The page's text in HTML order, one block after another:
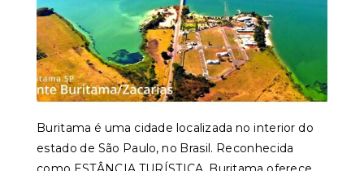
Buritama é uma cidade localizada no interior do
estado de São Paulo, no Brasil. Reconhecida